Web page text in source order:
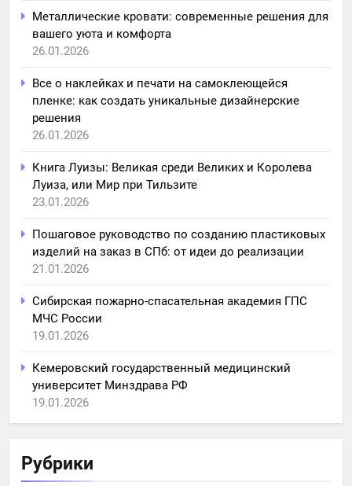
Металлические кровати: современные решения для
вашего уюта и комфорта
26.01.2026
Все о наклейках и печати на самоклеющейся
пленке: как создать уникальные дизайнерские
решения
26.01.2026
Книга Луизы: Великая среди Великих и Королева
Луиза, или Мир при Тильзите
23.01.2026
Пошаговое руководство по созданию пластиковых
изделий на заказ в СПб: от идеи до реализации
21.01.2026
Сибирская пожарно-спасательная академия ГПС
МЧС России
19.01.2026
Кемеровский государственный медицинский
университет Минздрава РФ
19.01.2026
Рубрики